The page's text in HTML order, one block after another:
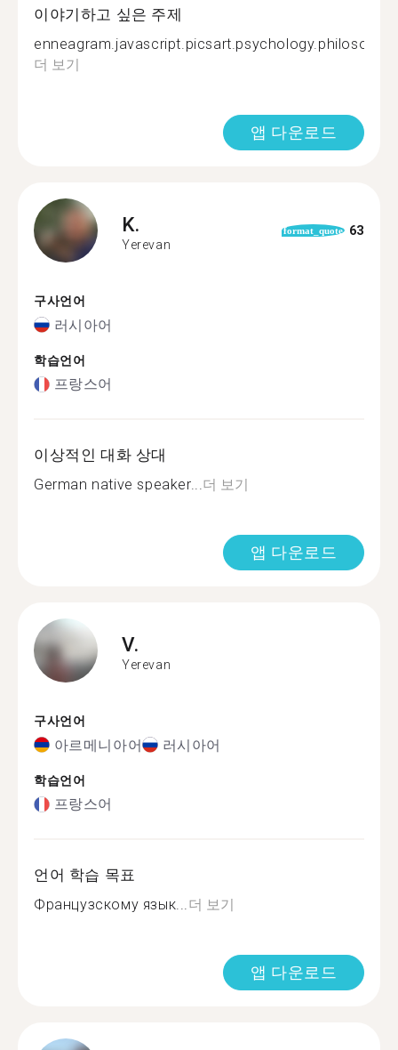
이야기하고 싶은 주제
더 보기
앱 다운로드
K.
Yerevan
format_quote 63
구사언어
러시아어
학습언어
프랑스어
이상적인 대화 상대
German native speaker...더 보기
앱 다운로드
V.
Yerevan
구사언어
아르메니아어 러시아어
학습언어
프랑스어
언어 학습 목표
Французскому язык...더 보기
앱 다운로드